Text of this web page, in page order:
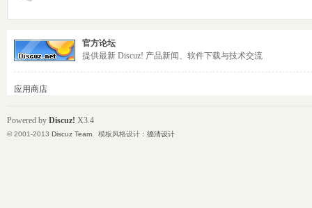
官方论坛
提供最新 Discuz! 产品新闻、软件下载与技术交流
应用商店
Powered by Discuz! X3.4
© 2001-2013 Discuz Team. 模板风格设计： 德清设计